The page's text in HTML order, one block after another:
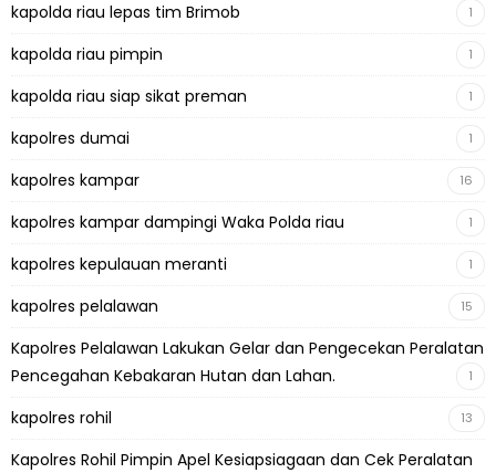
kapolda riau lepas tim Brimob 1
kapolda riau pimpin 1
kapolda riau siap sikat preman 1
kapolres dumai 1
kapolres kampar 16
kapolres kampar dampingi Waka Polda riau 1
kapolres kepulauan meranti 1
kapolres pelalawan 15
Kapolres Pelalawan Lakukan Gelar dan Pengecekan Peralatan
Pencegahan Kebakaran Hutan dan Lahan.
1
kapolres rohil 13
Kapolres Rohil Pimpin Apel Kesiapsiagaan dan Cek Peralatan